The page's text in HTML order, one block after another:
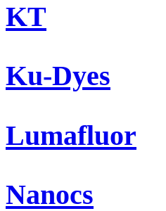
KT
Ku-Dyes
Lumafluor
Nanocs